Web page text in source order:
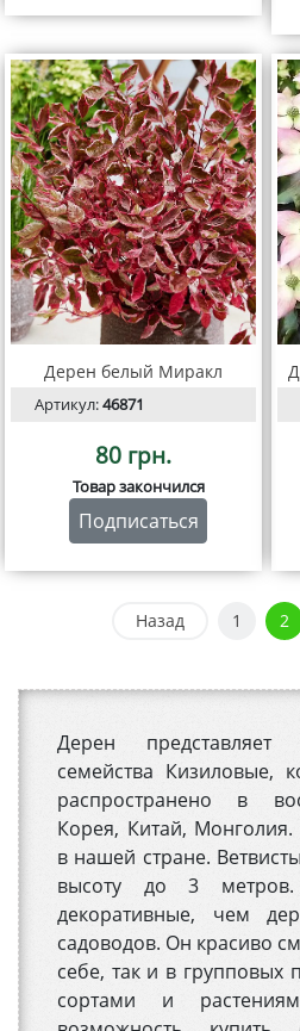
Дерен представляет
семейства Кизиловые,
распространено в
Корея, Китай, Монголия.
в нашей стране.
высоту до 3
декоративные, чем
садоводов. Он красиво
себе, так и в групповых
сортами и
Дерен белый Миракл
Артикул:46871
80 грн.
Товар закончился
Подписаться
Назад 1 2